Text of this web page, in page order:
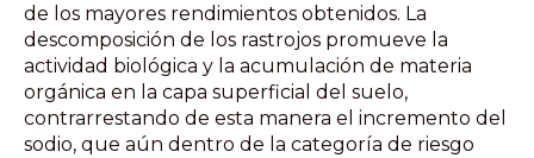
de los mayores rendimientos obtenidos. La
descomposición de los rastrojos promueve la
actividad biológica y la acumulación de materia
orgánica en la capa superficial del suelo,
contrarrestando de esta manera el incremento del
sodio, que aún dentro de la categoría de riesgo